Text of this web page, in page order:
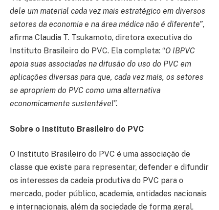
dele um material cada vez mais estratégico em diversos
setores da economia e na área médica não é diferente”,
afirma Claudia T. Tsukamoto, diretora executiva do
Instituto Brasileiro do PVC. Ela completa: “O IBPVC
apoia suas associadas na difusão do uso do PVC em
aplicações diversas para que, cada vez mais, os setores
se apropriem do PVC como uma alternativa
economicamente sustentável”.
Sobre o Instituto Brasileiro do PVC
O Instituto Brasileiro do PVC é uma associação de
classe que existe para representar, defender e difundir
os interesses da cadeia produtiva do PVC para o
mercado, poder público, academia, entidades nacionais
e internacionais, além da sociedade de forma geral,